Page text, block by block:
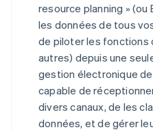
resource planning » (ou
les données de tous
de piloter les fonctions
autres) depuis une
gestion électronique
capable de
divers canaux, de les
données, et de gérer